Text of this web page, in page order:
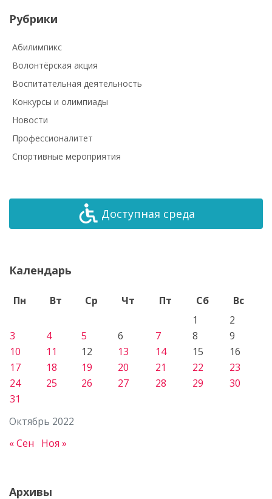
Рубрики
Абилимпикс
Волонтёрская акция
Воспитательная деятельность
Конкурсы и олимпиады
Новости
Профессионалитет
Спортивные мероприятия
Доступная среда
Календарь
Октябрь 2022
Пн Вт Ср Чт Пт Сб
Вс
1
2
3
4 5 6 7 8
9
10
11 12 13 14 15
16
17
18 19 20 21 22
23
24
25 26 27 28 29
30
31
« Сен Ноя »
Архивы